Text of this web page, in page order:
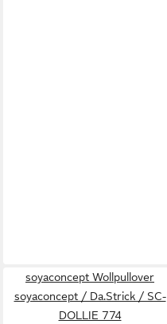
soyaconcept Wollpullover
soyaconcept / Da.Strick / SC-
DOLLIE 774